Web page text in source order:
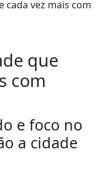
que
com
e foco no
a cidade